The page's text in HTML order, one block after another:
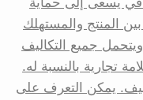
المنتج والمستهلك
جميع التكاليف
تجارية بالنسبة له.
يمكن التعرف على